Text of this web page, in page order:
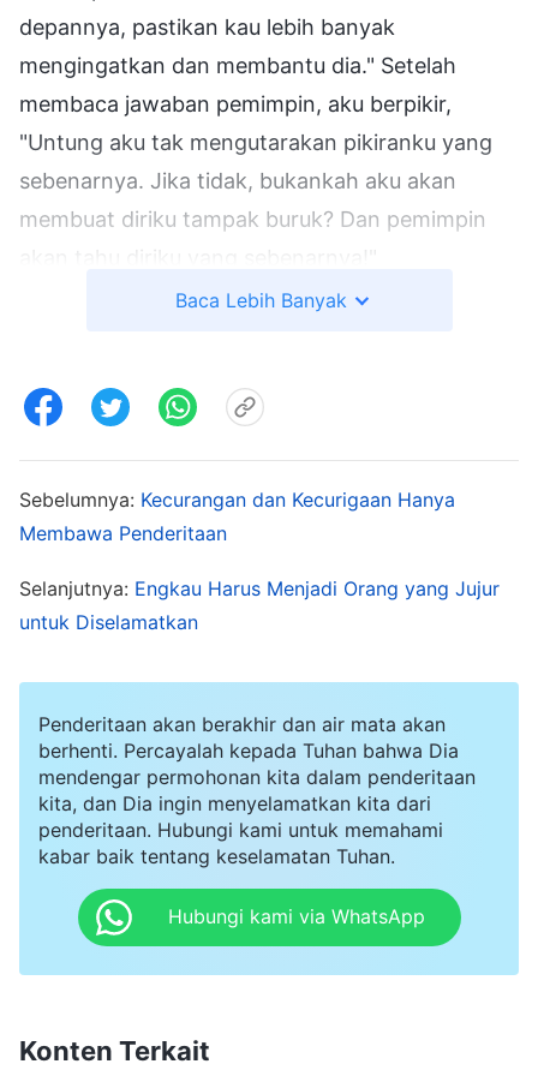
depannya, pastikan kau lebih banyak
mengingatkan dan membantu dia." Setelah
membaca jawaban pemimpin, aku berpikir,
"Untung aku tak mengutarakan pikiranku yang
sebenarnya. Jika tidak, bukankah aku akan
membuat diriku tampak buruk? Dan pemimpin
mengirim pesan padaku lagi dan bertanya,
melayang saat pertemuan, aku sama sekali tak
Bagaimana aku harus menjawabnya? Kalau aku
jujur, apa yang dipikirkan pemimpin tentangku?
apakah pemimpin itu mengirim pesan untuk
memintaku mengonfirmasi masalah ini?
Sebelumnya, dia bertanya karena dia pikir Caleb
bicara banyak doktrin. Kupikir alasannya sama
sekarang. Jadi, aku menjawab, "Dari persekutuan
Jemma, aku tak mendengar pengetahuan diri
yang dia miliki, atau pandangannya yang
pemimpin tak berkata apa-apa. Lalu, aku tak bisa
Baca Lebih Banyak
Sebelumnya: Kecurangan dan Kecurigaan Hanya
Membawa Penderitaan
Selanjutnya: Engkau Harus Menjadi Orang yang Jujur
untuk Diselamatkan
Penderitaan akan berakhir dan air mata akan
berhenti. Percayalah kepada Tuhan bahwa Dia
mendengar permohonan kita dalam penderitaan
kita, dan Dia ingin menyelamatkan kita dari
penderitaan. Hubungi kami untuk memahami
kabar baik tentang keselamatan Tuhan.
Hubungi kami via WhatsApp
Konten Terkait